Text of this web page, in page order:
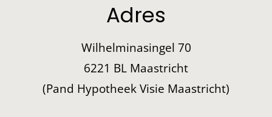
Adres
Wilhelminasingel 70
6221 BL Maastricht
(Pand Hypotheek Visie Maastricht)